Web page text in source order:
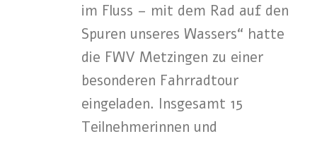
im Fluss – mit dem Rad auf den
Spuren unseres Wassers“ hatte
die FWV Metzingen zu einer
besonderen Fahrradtour
eingeladen. Insgesamt 15
Teilnehmerinnen und